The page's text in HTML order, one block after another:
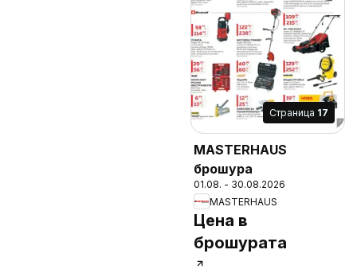
Cтраница 17
MASTERHAUS
брошура
01.08. - 30.08.2026
MASTERHAUS
Цена в
брошурата